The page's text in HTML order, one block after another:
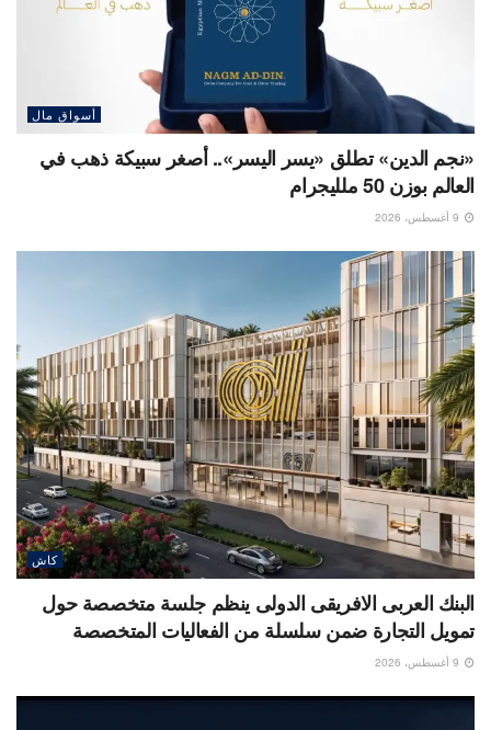
أسواق مال
«نجم الدين» تطلق «يسر اليسر».. أصغر سبيكة ذهب في
العالم بوزن 50 ملليجرام
كاش
البنك العربى الافريقى الدولى ينظم جلسة متخصصة حول
تمويل التجارة ضمن سلسلة من الفعاليات المتخصصة